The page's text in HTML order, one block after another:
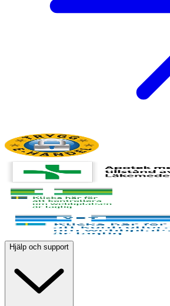
Hjälp och support